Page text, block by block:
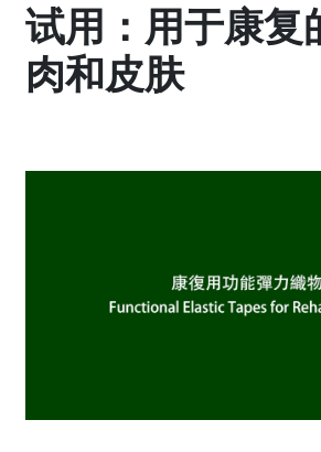
试用：用于康复
肉和皮肤